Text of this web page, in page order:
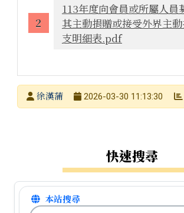
113年度向會員或所屬人員
其主動捐贈或接受外界主
支明細表.pdf
發布者徐漢蒲
2026-03-30 11:13:30
快速搜尋
本站搜尋